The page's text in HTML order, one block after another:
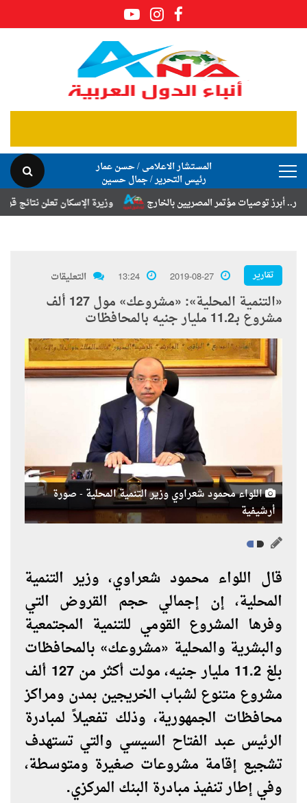
المستشار الاعلامى / حسن عمار
رئيس التحرير / جمال حسين
وزيرة الإسكان تعلن نتائج قرعة تخصيص
مؤتمر المصريين بالخارج
تقارير 2019-08-27
13:24 التعليقات
«التنمية المحلية»: «مشروعك» مول 127 ألف
مشروع بـ11.2 مليار جنيه بالمحافظات
اللواء محمود شعراوي وزير التنمية المحلية - صورة
أرشيفية
قال اللواء محمود شعراوي، وزير التنمية
المحلية، إن إجمالي حجم القروض التي
وفرها المشروع القومي للتنمية المجتمعية
والبشرية والمحلية «مشروعك» بالمحافظات
بلغ 11.2 مليار جنيه، مولت أكثر من 127 ألف
مشروع متنوع لشباب الخريجين بمدن ومراكز
محافظات الجمهورية، وذلك تفعيلاً لمبادرة
الرئيس عبد الفتاح السيسي والتي تستهدف
تشجيع إقامة مشروعات صغيرة ومتوسطة،
وفي إطار تنفيذ مبادرة البنك المركزي.